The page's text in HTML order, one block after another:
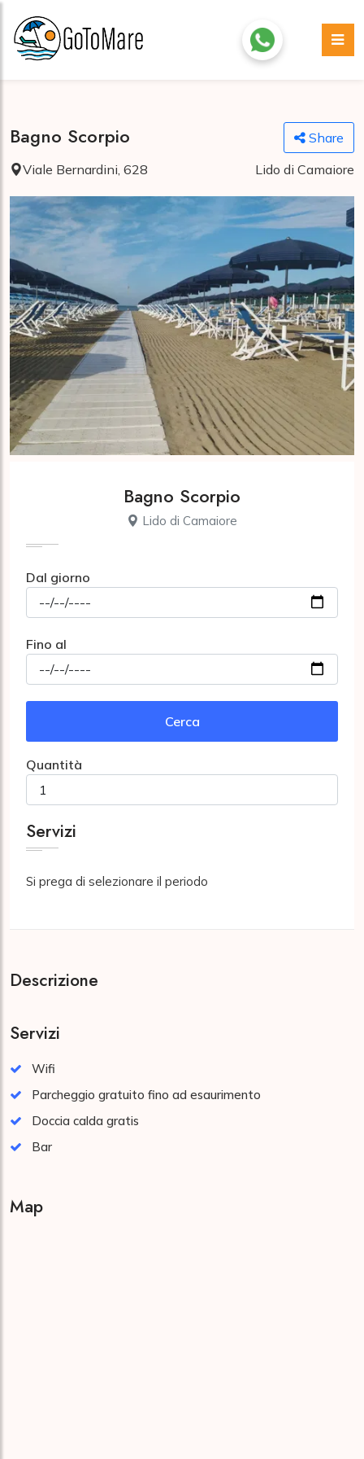
Bagno Scorpio
Share
Viale Bernardini, 628
Lido di Camaiore
Bagno Scorpio
Lido di Camaiore
Dal giorno
Fino al
Cerca
Quantità
Servizi
Si prega di selezionare il periodo
Descrizione
Servizi
Wifi
Parcheggio gratuito fino ad esaurimento
Doccia calda gratis
Bar
Map